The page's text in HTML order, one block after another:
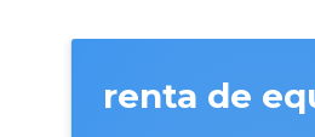
renta de